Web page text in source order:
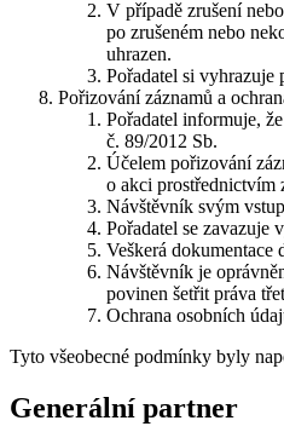
V případě zrušení
po zrušeném nebo
uhrazen.
Pořadatel si vyhrazuje
Pořizování záznamů a
Pořadatel informuje,
č. 89/2012 Sb.
Účelem pořizování
o akci prostřednictvím
Návštěvník svým
Pořadatel se zavazuje
Veškerá dokumentace
Návštěvník je
povinen šetřit práva
Ochrana osobních
Tyto všeobecné podmínky byly
Generální partner